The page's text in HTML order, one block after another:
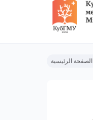
الصفحة الرئيسية